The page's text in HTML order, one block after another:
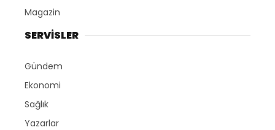
Magazin
SERVİSLER
Gündem
Ekonomi
Sağlık
Yazarlar